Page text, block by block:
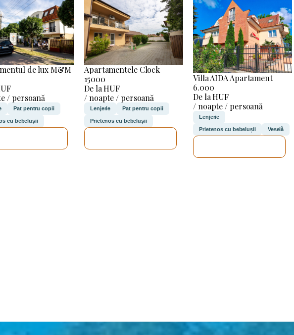
de lux M&M
/ persoană
Pat pentru copii
cu bebelușii
Apartamentele Clock
15000
De la HUF
/ noapte / persoană
Lenjerie Pat pentru copii
Prietenos cu bebelușii
Villa AIDA Apartament
6.000
De la HUF
/ noapte / persoană
Lenjerie
Prietenos cu bebelușii Veselă